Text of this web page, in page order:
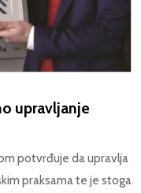
upravljanje
potvrđuje da upravlja
praksama te je stoga